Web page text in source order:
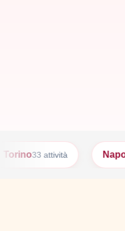
Napoli22 attività